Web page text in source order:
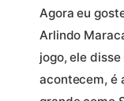
Agora eu
Arlindo
jogo, ele
acontecem, é